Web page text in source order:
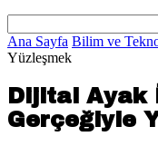
Ana Sayfa Bilim ve
Yüzleşmek
Dijital Ayak
Gerçeğiyle